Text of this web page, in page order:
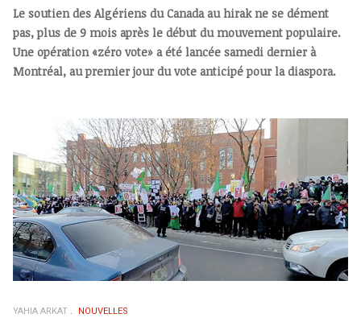
Le soutien des Algériens du Canada au hirak ne se dément
pas, plus de 9 mois après le début du mouvement populaire.
Une opération «zéro vote» a été lancée samedi dernier à
Montréal, au premier jour du vote anticipé pour la diaspora.
YAHIA ARKAT NOUVELLES